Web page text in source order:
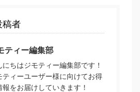
稿者
ティー編集部
にちはジモティー編集部です！
ティーユーザー様に向けてお得
報をお届けしていきます！